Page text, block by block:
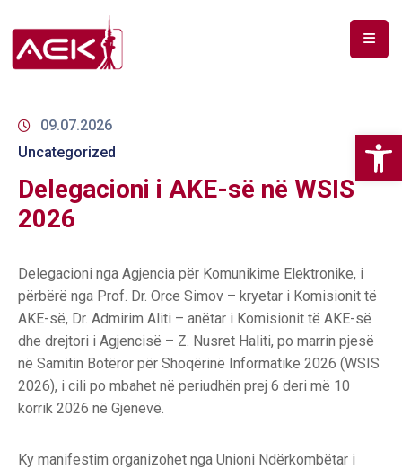
PËR
DOKUMENTE
RF
TELEKOMUNIKIME
ANALIZA
E
PAZARIT
KUJDESI
KLIENTIT
09.07.2026
Uncategorized
Delegacioni i AKE-së në WSIS
2026
Delegacioni nga Agjencia për Komunikime Elektronike, i
përbërë nga Prof. Dr. Orce Simov – kryetar i Komisionit të
AKE-së, Dr. Admirim Aliti – anëtar i Komisionit të AKE-së
dhe drejtori i Agjencisë – Z. Nusret Haliti, po marrin pjesë
në Samitin Botëror për Shoqërinë Informatike 2026 (WSIS
2026), i cili po mbahet në periudhën prej 6 deri më 10
korrik 2026 në Gjenevë.
Ky manifestim organizohet nga Unioni Ndërkombëtar i